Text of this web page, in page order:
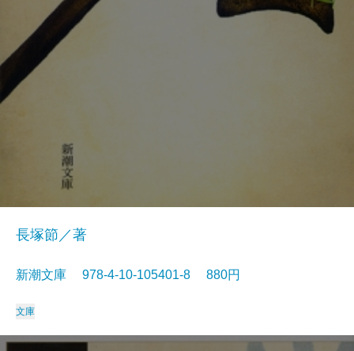
長塚節／著
新潮文庫 978-4-10-105401-8 880円
文庫